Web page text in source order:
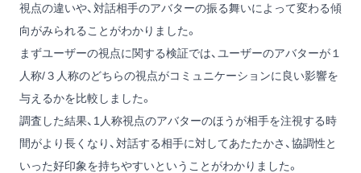
視点の違いや、対話相手のアバターの振る舞いによって変わる傾
向がみられることがわかりました。
まずユーザーの視点に関する検証では、ユーザーのアバターが１
人称/３人称のどちらの視点がコミュニケーションに良い影響を
与えるかを比較しました。
調査した結果、1人称視点のアバターのほうが相手を注視する時
間がより長くなり、対話する相手に対してあたたかさ、協調性と
いった好印象を持ちやすいということがわかりました。